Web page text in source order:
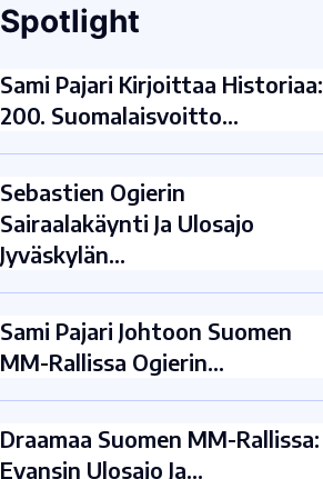
Spotlight
Sami Pajari Kirjoittaa Historiaa:
200. Suomalaisvoitto…
Sebastien Ogierin
Sairaalakäynti Ja Ulosajo
Jyväskylän…
Sami Pajari Johtoon Suomen
MM-Rallissa Ogierin…
Draamaa Suomen MM-Rallissa:
Evansin Ulosajo Ja…